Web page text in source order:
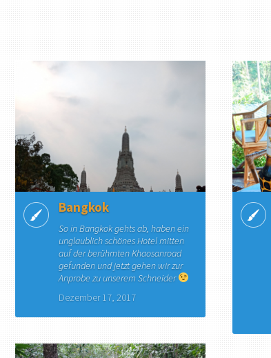
Bangkok
So in Bangkok gehts ab, haben ein
unglaublich schönes Hotel mitten
auf der berühmten Khaosanroad
gefunden und jetzt gehen wir zur
Anprobe zu unserem Schneider
Dezember 17, 2017